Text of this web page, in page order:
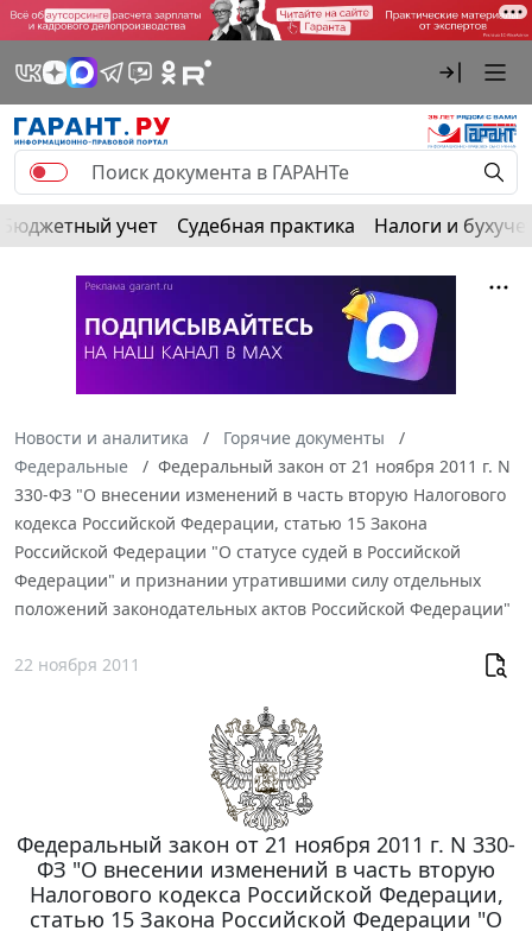
Бюджетный учет Судебная практика Налоги и
Новости и аналитика
Горячие документы
Федеральные
Федеральный закон от 21 ноября 2011 г. N
330-ФЗ "О внесении изменений в часть вторую Налогового
кодекса Российской Федерации, статью 15 Закона
Российской Федерации "О статусе судей в Российской
Федерации" и признании утратившими силу отдельных
положений законодательных актов Российской Федерации"
22 ноября 2011
Федеральный закон от 21 ноября 2011 г. N 330-
ФЗ "О внесении изменений в часть вторую
Налогового кодекса Российской Федерации,
статью 15 Закона Российской Федерации "О